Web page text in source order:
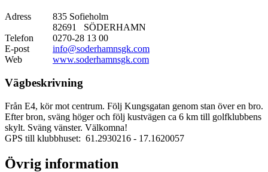
Adress
835 Sofieholm
82691 SÖDERHAMN
Telefon
0270-28 13 00
E-post
info@soderhamnsgk.com
Web
www.soderhamnsgk.com
Vägbeskrivning
Från E4, kör mot centrum. Följ Kungsgatan genom stan över en bro.
Efter bron, sväng höger och följ kustvägen ca 6 km till golfklubbens
skylt. Sväng vänster. Välkomna!
GPS till klubbhuset: 61.2930216 - 17.1620057
Övrig information